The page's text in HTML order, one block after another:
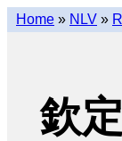
Home » NLV »
欽